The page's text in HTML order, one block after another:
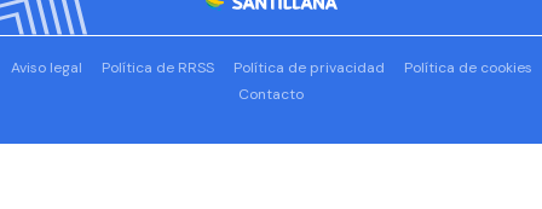
Aviso legal Política de RRSS Política de privacidad
Política de cookies
Contacto